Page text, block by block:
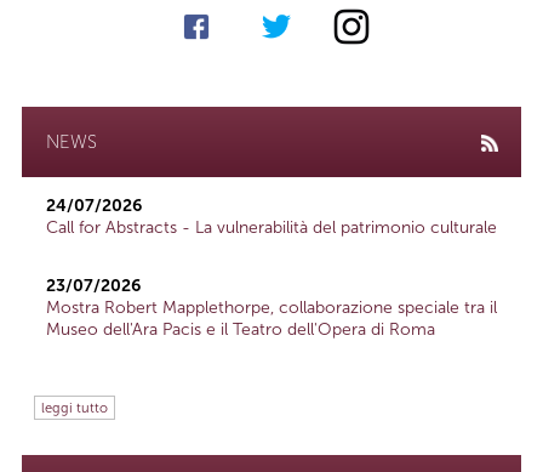
NEWS
24/07/2026
Call for Abstracts - La vulnerabilità del patrimonio culturale
23/07/2026
Mostra Robert Mapplethorpe, collaborazione speciale tra il
Museo dell'Ara Pacis e il Teatro dell'Opera di Roma
leggi tutto